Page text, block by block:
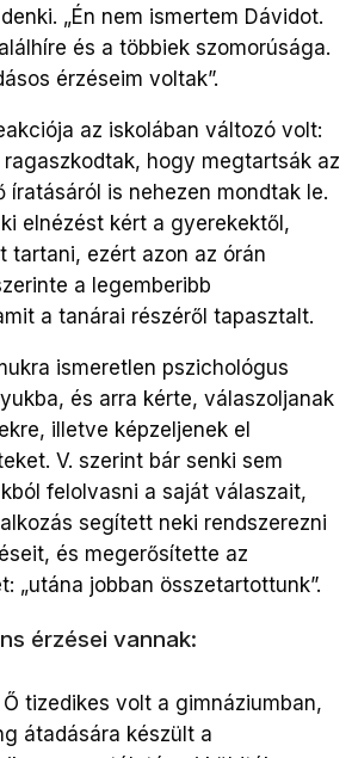
„Én nem ismertem Dávidot.
és a többiek szomorúsága.
érzéseim voltak”.
az iskolában változó volt:
ragaszkodtak, hogy megtartsák az
íratásáról is nehezen mondtak le.
elnézést kért a gyerekektől,
tartani, ezért azon az órán
a legemberibb
a tanárai részéről tapasztalt.
ismeretlen pszichológus
és arra kérte, válaszoljanak
illetve képzeljenek el
V. szerint bár senki sem
felolvasni a saját válaszait,
segített neki rendszerezni
és megerősítette az
„utána jobban összetartottunk”.
érzései vannak:
tizedikes volt a gimnáziumban,
átadására készült a